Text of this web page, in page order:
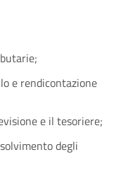
e rendicontazione
e il tesoriere;
degli